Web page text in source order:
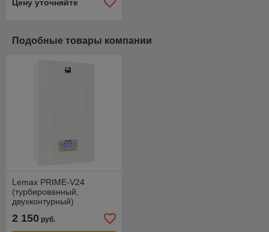
пеллетных) котлов
Цену уточняйте
Подобные товары компании
Lemax PRIME-V24
(турбированный,
двухконтурный)
2 150 руб.